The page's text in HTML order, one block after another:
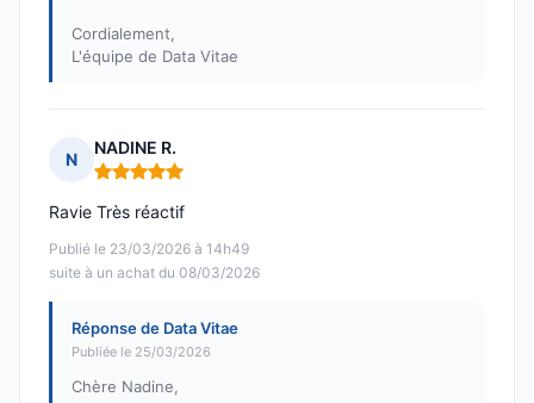
Cordialement,
L'équipe de Data Vitae
N
NADINE R.
Note : 5 sur 5
Publié le 23/03/2026 à 14h49
suite à un achat du 08/03/2026
Ravie Très réactif
Réponse de Data Vitae
Publiée le 25/03/2026
Chère Nadine,